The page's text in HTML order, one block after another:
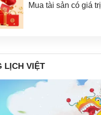
Mua tài sản có giá trị
LỊCH VIỆT